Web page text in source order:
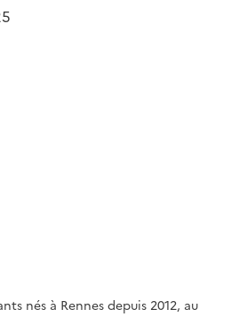
nés à Rennes depuis 2012, au